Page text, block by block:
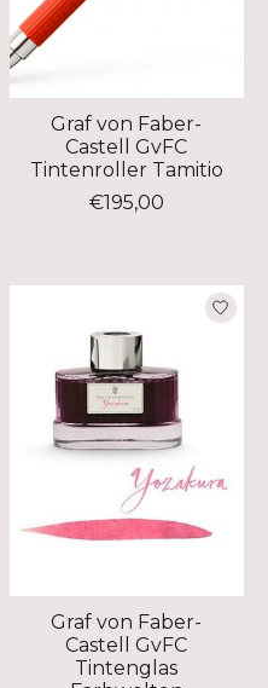
Graf von Faber-
Castell GvFC
Tintenroller Tamitio
€195,00
Graf von Faber-
Castell GvFC
Tintenglas